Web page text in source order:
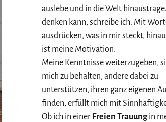
auslebe und in die Welt
denken kann, schreibe ich. Mit
ausdrücken, was in mir steckt,
ist meine Motivation.
Meine Kenntnisse weiterzugeben,
mich zu behalten, andere dabei zu
unterstützen, ihren ganz eigenen
finden, erfüllt mich mit
Ob ich in einer Freien Trauungin